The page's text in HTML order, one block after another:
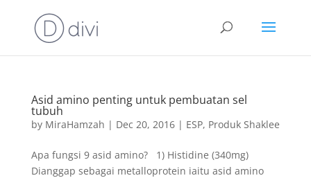
Asid amino penting untuk pembuatan sel
tubuh
by MiraHamzah | Dec 20, 2016| ESP, Produk Shaklee
Apa fungsi 9 asid amino? 1) Histidine (340mg)
Dianggap sebagai metalloprotein iaitu asid amino